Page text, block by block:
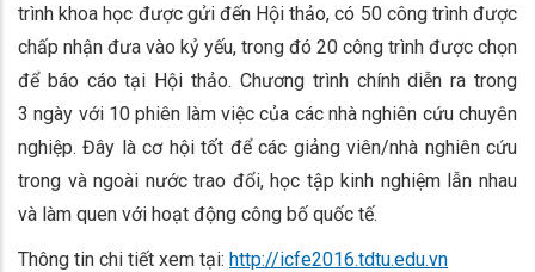
trình khoa học được gửi đến Hội thảo, có 50 công trình được
chấp nhận đưa vào kỷ yếu, trong đó 20 công trình được chọn
để báo cáo tại Hội thảo. Chương trình chính diễn ra trong
3 ngày với 10 phiên làm việc của các nhà nghiên cứu chuyên
nghiệp. Đây là cơ hội tốt để các giảng viên/nhà nghiên cứu
trong và ngoài nước trao đổi, học tập kinh nghiệm lẫn nhau
và làm quen với hoạt động công bố quốc tế.
Thông tin chi tiết xem tại: http://icfe2016.tdtu.edu.vn